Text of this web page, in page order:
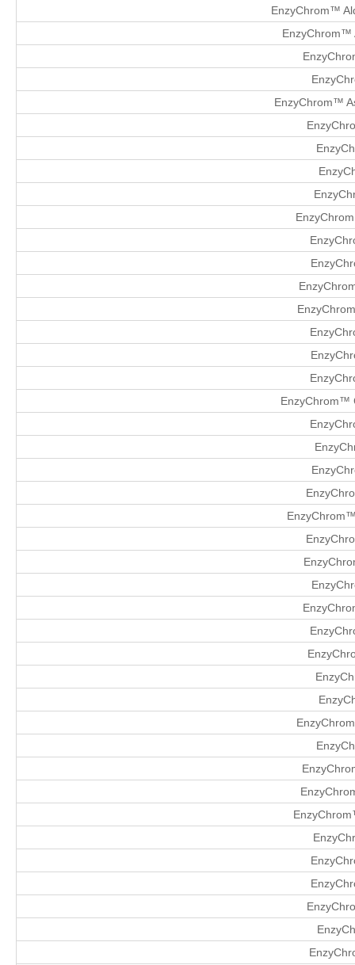
EnzyChrom™
EnzyChrom™
EnzyChrom™
EnzyChrom™